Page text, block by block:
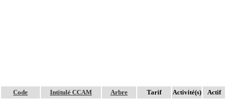
Code Intitulé CCAM Arbre Tarif Activité(s) Actif